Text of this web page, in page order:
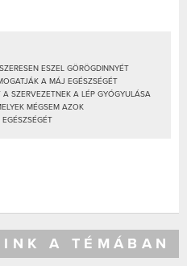
ESZEL GÖRÖGDINNYÉT
A MÁJ EGÉSZSÉGÉT
SZERVEZETNEK A LÉP GYÓGYULÁSA
MÉGSEM AZOK
A TÉMÁBAN